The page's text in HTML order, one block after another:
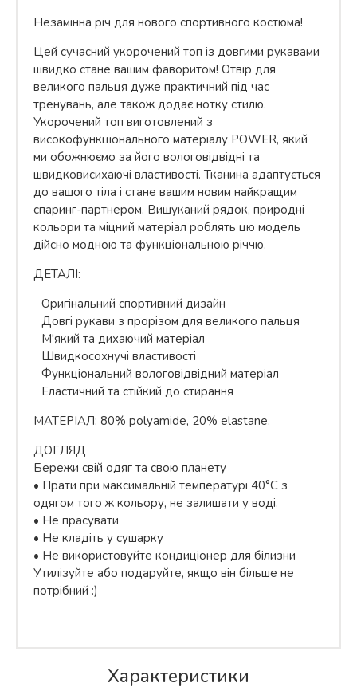
Незамінна річ для нового спортивного костюма!
Цей сучасний укорочений топ із довгими рукавами
швидко стане вашим фаворитом! Отвір для
великого пальця дуже практичний під час
тренувань, але також додає нотку стилю.
Укорочений топ виготовлений з
високофункціонального матеріалу POWER, який
ми обожнюємо за його вологовідвідні та
швидковисихаючі властивості. Тканина адаптується
до вашого тіла і стане вашим новим найкращим
спаринг-партнером. Вишуканий рядок, природні
кольори та міцний матеріал роблять цю модель
дійсно модною та функціональною річчю.
ДЕТАЛІ:
Оригінальний спортивний дизайн
Довгі рукави з прорізом для великого пальця
М'який та дихаючий матеріал
Швидкосохнучі властивості
Функціональний вологовідвідний матеріал
Еластичний та стійкий до стирання
МАТЕРІАЛ: 80% polyamide, 20% elastane.
ДОГЛЯД
Бережи свій одяг та свою планету
• Прати при максимальній температурі 40°С з
одягом того ж кольору, не залишати у воді.
• Не прасувати
• Не кладіть у сушарку
• Не використовуйте кондиціонер для білизни
Утилізуйте або подаруйте, якщо він більше не
потрібний :)
Характеристики